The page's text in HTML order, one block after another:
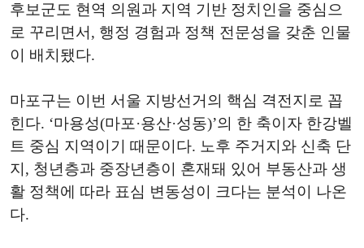
후보군도 현역 의원과 지역 기반 정치인을 중심으
로 꾸리면서, 행정 경험과 정책 전문성을 갖춘 인물
이 배치됐다.
마포구는 이번 서울 지방선거의 핵심 격전지로 꼽
힌다. ‘마용성(마포·용산·성동)’의 한 축이자 한강벨
트 중심 지역이기 때문이다. 노후 주거지와 신축 단
지, 청년층과 중장년층이 혼재돼 있어 부동산과 생
활 정책에 따라 표심 변동성이 크다는 분석이 나온
다.